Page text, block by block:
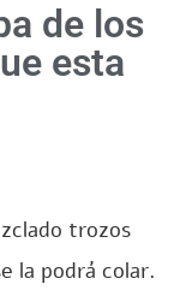
de los
esta
trozos
la podrá colar.